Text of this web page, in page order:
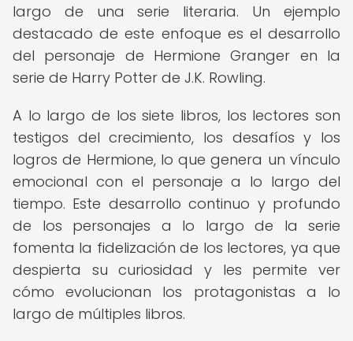
largo de una serie literaria. Un ejemplo
destacado de este enfoque es el desarrollo
del personaje de Hermione Granger en la
serie de Harry Potter de J.K. Rowling.
A lo largo de los siete libros, los lectores son
testigos del crecimiento, los desafíos y los
logros de Hermione, lo que genera un vínculo
emocional con el personaje a lo largo del
tiempo. Este desarrollo continuo y profundo
de los personajes a lo largo de la serie
fomenta la fidelización de los lectores, ya que
despierta su curiosidad y les permite ver
cómo evolucionan los protagonistas a lo
largo de múltiples libros.